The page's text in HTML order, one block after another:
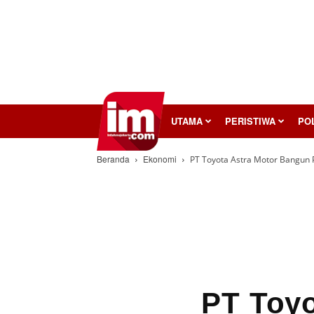
InilahMojokerto UTAMA PERISTIWA
Beranda Ekonomi PT Toyota Astra Motor
PT